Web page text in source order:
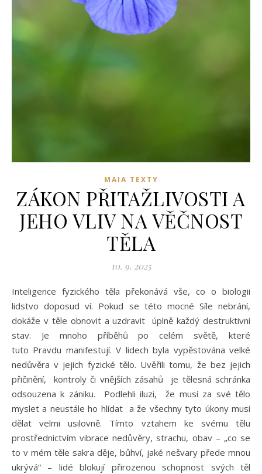
MAIA TEXTY
ZÁKON PŘITAŽLIVOSTI A
JEHO VLIV NA VĚČNOST
TĚLA
10. 9. 2025
Inteligence fyzického těla překonává vše, co o biologii
lidstvo doposud ví. Pokud se této mocné Síle nebrání,
dokáže v těle obnovit a uzdravit úplně každý destruktivní
stav. Je mnoho příběhů po celém světě, které
tuto Pravdu manifestují. V lidech byla vypěstována velké
nedůvěra v jejich fyzické tělo. Uvěřili tomu, že bez jejich
přičinění, kontroly či vnějších zásahů je tělesná schránka
odsouzena k zániku. Podlehli iluzi, že musí za své tělo
myslet a neustále ho hlídat a že všechny tyto úkony musí
dělat velmi usilovně. Tímto vztahem ke svému tělu
prostřednictvím vibrace nedůvěry, strachu, obav – „co se
to v mém těle sakra děje, bůhví, jaké nešvary přede mnou
ukrývá“ – lidé blokují přirozenou schopnost svých těl